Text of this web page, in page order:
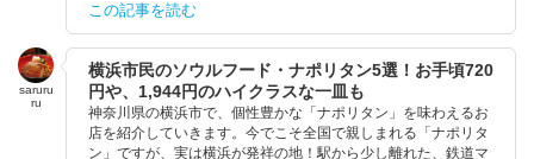
この記事を読む
saruru
ru
横浜市民のソウルフード・ナポリタン5選！お手頃720
円や、1,944円のハイクラスな一皿も
神奈川県の横浜市で、個性豊かな「ナポリタン」を味わえるお
店を紹介していきます。今でこそ全国で親しまれる「ナポリタ
ン」ですが、実は横浜が発祥の地！駅から少し離れた、鉄道マ